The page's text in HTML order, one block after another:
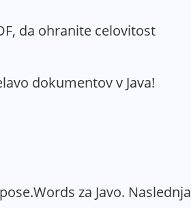
da ohranite celovitost
dokumentov v Java!
za Javo. Naslednja